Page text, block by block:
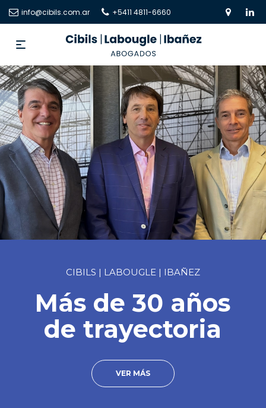
info@cibils.com.ar +5411 4811-6660
VER MÁS
CIBILS | LABOUGLE | IBAÑEZ
Más de 30 años
de trayectoria